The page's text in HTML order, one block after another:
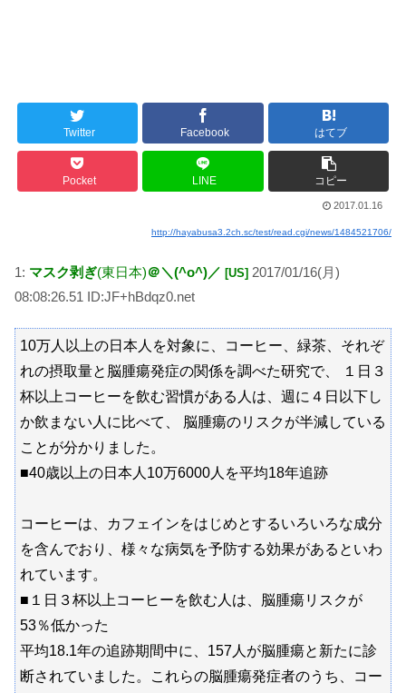
Twitter Facebook はてブ
Pocket LINE コピー
2017.01.16
http://hayabusa3.2ch.sc/test/read.cgi/news/1484521706/
1: マスク剥ぎ(東日本)＠＼(^o^)／ [US] 2017/01/16(月)
08:08:26.51 ID:JF+hBdqz0.net
10万人以上の日本人を対象に、コーヒー、緑茶、それぞ
れの摂取量と脳腫瘍発症の関係を調べた研究で、 １日３
杯以上コーヒーを飲む習慣がある人は、週に４日以下し
か飲まない人に比べて、 脳腫瘍のリスクが半減している
ことが分かりました。
■40歳以上の日本人10万6000人を平均18年追跡
コーヒーは、カフェインをはじめとするいろいろな成分
を含んでおり、様々な病気を予防する効果があるといわ
れています。
■１日３杯以上コーヒーを飲む人は、脳腫瘍リスクが
53％低かった
平均18.1年の追跡期間中に、157人が脳腫瘍と新たに診
断されていました。これらの脳腫瘍発症者のうち、コー